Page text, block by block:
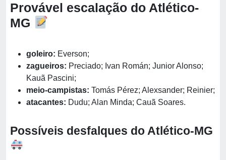
Provável escalação do Atlético-
MG
goleiro: Everson;
zagueiros: Preciado; Ivan Román; Junior Alonso;
Kauã Pascini;
meio-campistas: Tomás Pérez; Alexsander; Reinier;
atacantes: Dudu; Alan Minda; Cauã Soares.
Possíveis desfalques do Atlético-MG